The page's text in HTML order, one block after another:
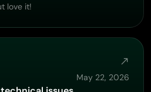
love it!
May 22, 2026